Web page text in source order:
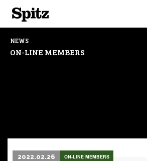
NEWS
ON-LINE MEMBERS
2022.02.26 ON-LINE MEMBERS